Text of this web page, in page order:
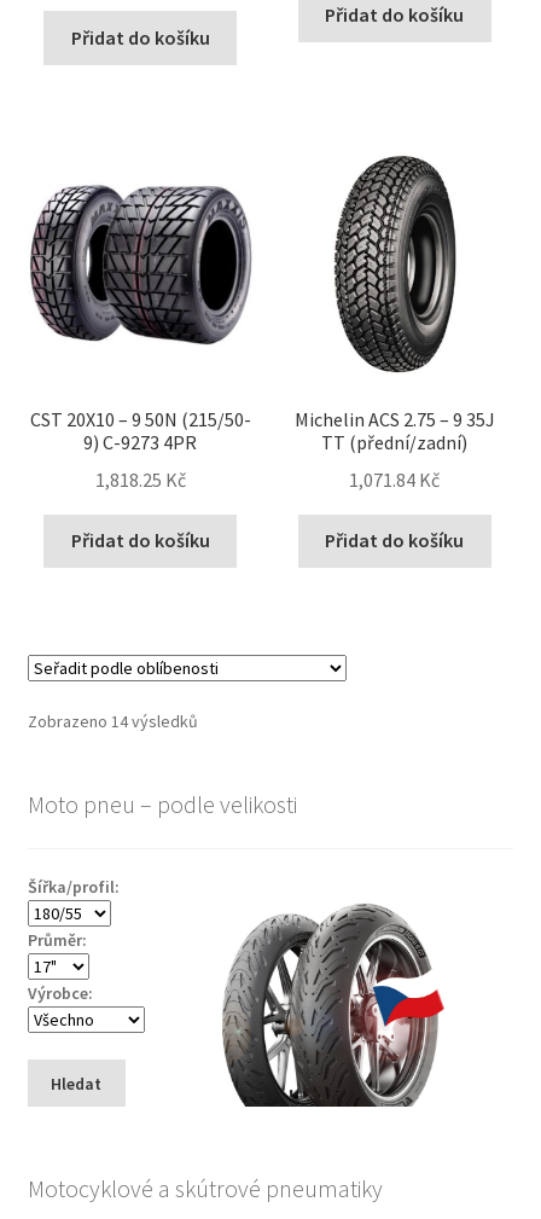
Přidat do košíku
Přidat do košíku
CST 20X10 – 9 50N (215/50-
9) C-9273 4PR
1,818.25 Kč
Přidat do košíku
Michelin ACS 2.75 – 9 35J
TT (přední/zadní)
1,071.84 Kč
Přidat do košíku
Zobrazeno 14 výsledkůSeřazeno
Moto pneu – podle velikosti
Šířka/profil:
Průměr:
Výrobce:
Hledat
Motocyklové a skútrové pneumatiky